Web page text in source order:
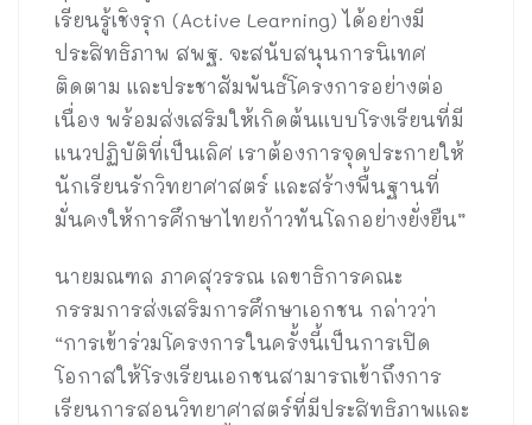
เรียนรู้เชิงรุก (Active Learning) ได้อย่างมี
ประสิทธิภาพ สพฐ. จะสนับสนุนการนิเทศ
ติดตาม และประชาสัมพันธ์โครงการอย่างต่อ
เนื่อง พร้อมส่งเสริมให้เกิดต้นแบบโรงเรียนที่มี
แนวปฏิบัติที่เป็นเลิศ เราต้องการจุดประกายให้
นักเรียนรักวิทยาศาสตร์ และสร้างพื้นฐานที่
มั่นคงให้การศึกษาไทยก้าวทันโลกอย่างยั่งยืน”
นายมณฑล ภาคสุวรรณ เลขาธิการคณะ
กรรมการส่งเสริมการศึกษาเอกชน กล่าวว่า
“การเข้าร่วมโครงการในครั้งนี้เป็นการเปิด
โอกาสให้โรงเรียนเอกชนสามารถเข้าถึงการ
เรียนการสอนวิทยาศาสตร์ที่มีประสิทธิภาพและ